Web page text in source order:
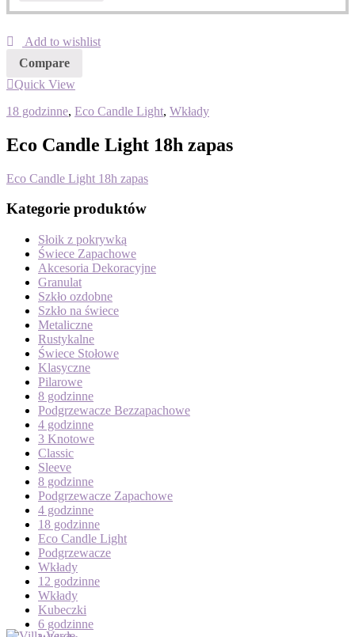
Add to wishlist
Compare
Quick View
18 godzinne, Eco Candle Light, Wkłady
Eco Candle Light 18h zapas
Eco Candle Light 18h zapas
Kategorie produktów
Słoik z pokrywką
Świece Zapachowe
Akcesoria Dekoracyjne
Granulat
Szkło ozdobne
Szkło na świece
Metaliczne
Rustykalne
Świece Stołowe
Klasyczne
Pilarowe
8 godzinne
Podgrzewacze Bezzapachowe
4 godzinne
3 Knotowe
Classic
Sleeve
8 godzinne
Podgrzewacze Zapachowe
4 godzinne
18 godzinne
Eco Candle Light
Podgrzewacze
Wkłady
12 godzinne
Wkłady
Kubeczki
6 godzinne